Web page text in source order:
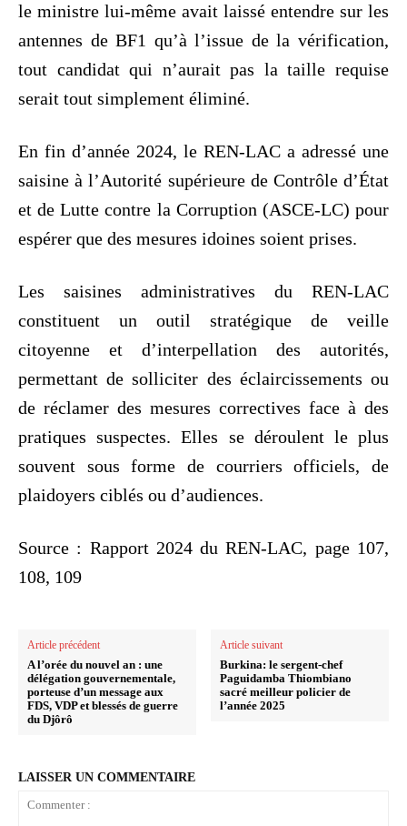
le ministre lui-même avait laissé entendre sur les
antennes de BF1 qu’à l’issue de la vérification,
tout candidat qui n’aurait pas la taille requise
serait tout simplement éliminé.
En fin d’année 2024, le REN-LAC a adressé une
saisine à l’Autorité supérieure de Contrôle d’État
et de Lutte contre la Corruption (ASCE-LC) pour
espérer que des mesures idoines soient prises.
Les saisines administratives du REN-LAC
constituent un outil stratégique de veille
citoyenne et d’interpellation des autorités,
permettant de solliciter des éclaircissements ou
de réclamer des mesures correctives face à des
pratiques suspectes. Elles se déroulent le plus
souvent sous forme de courriers officiels, de
plaidoyers ciblés ou d’audiences.
Source : Rapport 2024 du REN-LAC, page 107,
108, 109
Article précédent
A l’orée du nouvel an : une
délégation gouvernementale,
porteuse d’un message aux
FDS, VDP et blessés de guerre
du Djôrô
Article suivant
Burkina: le sergent-chef
Paguidamba Thiombiano
sacré meilleur policier de
l’année 2025
LAISSER UN COMMENTAIRE